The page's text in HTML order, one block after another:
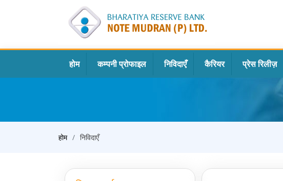
होम कम्पनी प्रोफाइल निविदाएँ कैरियर प्रेस रिलीज़
होम निविदाएँ